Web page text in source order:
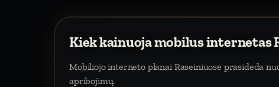
Kiek kainuoja mobilus internetas
Mobiliojo interneto planai Raseiniuose prasideda
apribojimų.